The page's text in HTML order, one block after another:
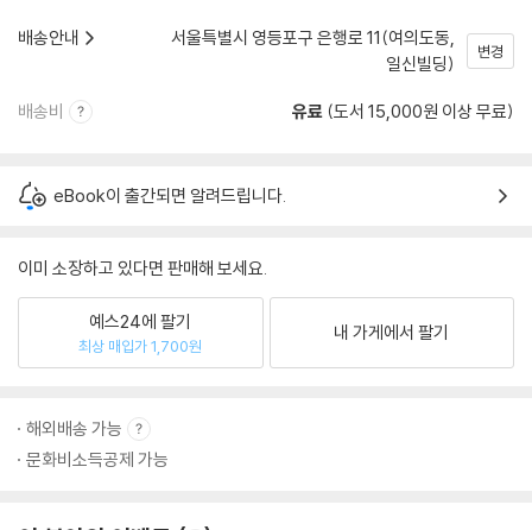
배송안내
서울특별시 영등포구 은행로 11(여의도동,
일신빌딩)
변경
배송비 유료 (도서 15,000원 이상 무료)
eBook이 출간되면 알려드립니다.
이미 소장하고 있다면 판매해 보세요.
예스24에 팔기
최상 매입가 1,700원
내 가게에서 팔기
해외배송 가능
문화비소득공제 가능